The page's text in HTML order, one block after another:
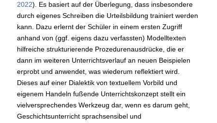
2022). Es basiert auf der Überlegung, dass insbesondere
durch eigenes Schreiben die Urteilsbildung trainiert werden
kann. Dazu erlernt der Schüler in einem ersten Zugriff
anhand von (ggf. eigens dazu verfassten) Modelltexten
hilfreiche strukturierende Prozedurenausdrücke, die er
dann im weiteren Unterrichtsverlauf an neuen Beispielen
erprobt und anwendet, was wiederum reflektiert wird.
Dieses auf einer Dialektik von textuellem Vorbild und
eigenem Handeln fußende Unterrichtskonzept stellt ein
vielversprechendes Werkzeug dar, wenn es darum geht,
Geschichtsunterricht sprachsensibel und